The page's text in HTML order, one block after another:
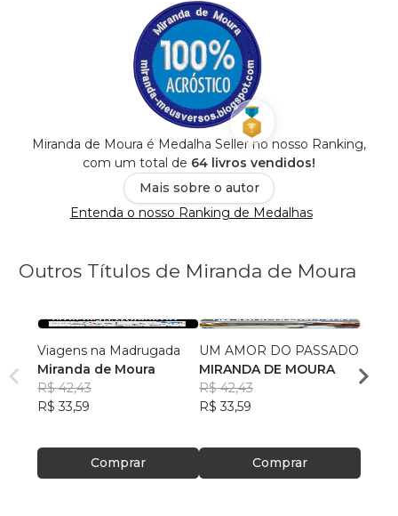
Miranda de Moura é Medalha Seller no nosso Ranking,
com um total de 64 livros vendidos!
Mais sobre o autor
Entenda o nosso Ranking de Medalhas
Outros Títulos de Miranda de Moura
Viagens na Madrugada
Miranda de Moura
R$ 42,43
R$ 33,59
Comprar
UM AMOR DO PASSADO
MIRANDA DE MOURA
R$ 42,43
R$ 33,59
Comprar
R$